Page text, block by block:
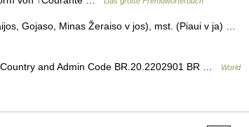
Gojaso, Minas Žeraiso v jos), mst. (Piaui v ja) …
and Admin Code BR.20.2202901 BR …
World